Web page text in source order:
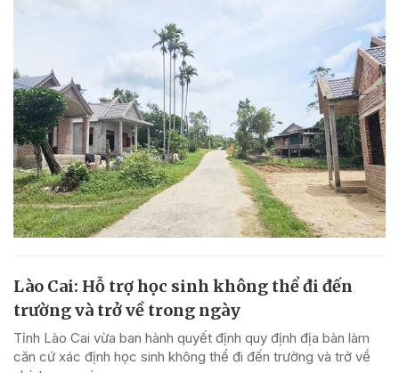
Lào Cai: Hỗ trợ học sinh không thể đi đến
trường và trở về trong ngày
Tỉnh Lào Cai vừa ban hành quyết định quy định địa bàn làm
căn cứ xác định học sinh không thể đi đến trường và trở về